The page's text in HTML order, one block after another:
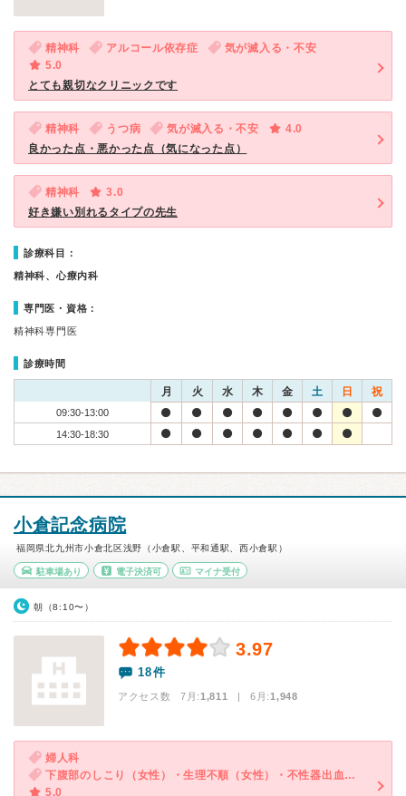
精神科 アルコール依存症
気が滅入る・不安
5.0
とても親切なクリニックです
精神科 うつ病 気が滅入る・不安
4.0
良かった点・悪かった点（気になった点）
精神科
3.0
好き嫌い別れるタイプの先生
診療科目：
精神科、心療内科
専門医・資格：
精神科専門医
診療時間
月 火 水 木 金 土 日 祝
09:30-13:00
14:30-18:30
小倉記念病院
福岡県北九州市小倉北区浅野（小倉駅、平和通駅、西小倉駅）
駐車場あり 電子決済可 マイナ受付
朝（8:10〜）
3.97
18件
アクセス数 7月:1,811 | 6月:1,948
婦人科
下腹部のしこり（女性）・生理不順（女性）・不性器出血（女性）
5.0